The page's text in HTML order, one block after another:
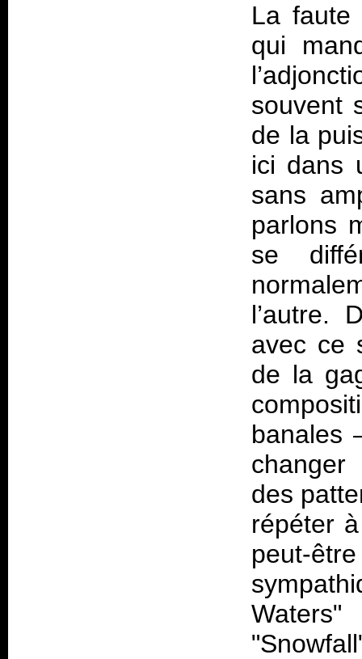
La faute
qui
souvent
de la
ici dans
sans
parlons
se
l’autre.
avec ce
de la
banales
changer
des
répéter
peut-